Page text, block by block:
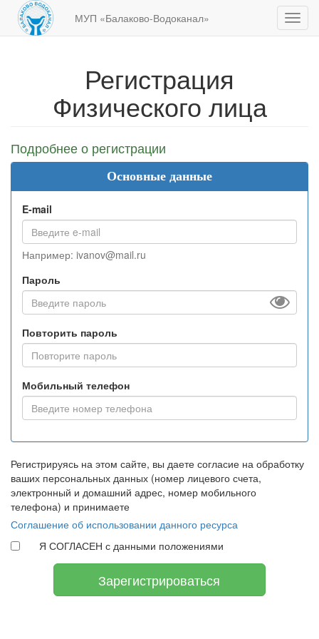
меню
МУП «Балаково-Водоканал»
Регистрация
Физического лица
Подробнее о регистрации
Основные данные
E-mail
Например: ivanov@mail.ru
Пароль
Повторить пароль
Мобильный телефон
Регистрируясь на этом сайте, вы даете согласие на обработку
ваших персональных данных (номер лицевого счета,
электронный и домашний адрес, номер мобильного
телефона) и принимаете
Соглашение об использовании данного ресурса
Я СОГЛАСЕН с данными положениями
Зарегистрироваться